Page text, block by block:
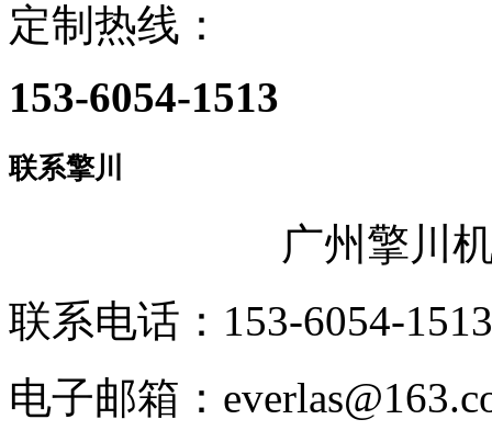
定制热线：
153-6054-1513
联系擎川
广州擎川
联系电话：153-6054-1513
电子邮箱：